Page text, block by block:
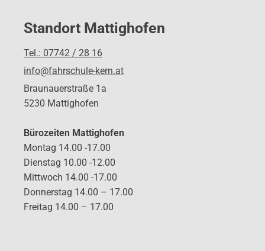
Standort Mattighofen
Tel.: 07742 / 28 16
info@fahrschule-kern.at
Braunauerstraße 1a
5230 Mattighofen
Bürozeiten Mattighofen
Montag 14.00 -17.00
Dienstag 10.00 -12.00
Mittwoch 14.00 -17.00
Donnerstag 14.00 – 17.00
Freitag 14.00 – 17.00